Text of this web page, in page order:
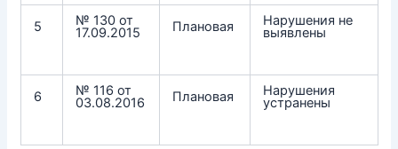
5 № 130 от
17.09.2015 Плановая Нарушения не
выявлены
6 № 116 от
03.08.2016 Плановая Нарушения
устранены